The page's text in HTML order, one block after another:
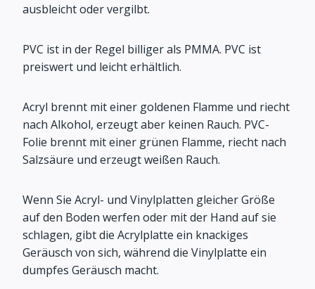
ausbleicht oder vergilbt.
PVC ist in der Regel billiger als PMMA. PVC ist
preiswert und leicht erhältlich.
Acryl brennt mit einer goldenen Flamme und riecht
nach Alkohol, erzeugt aber keinen Rauch. PVC-
Folie brennt mit einer grünen Flamme, riecht nach
Salzsäure und erzeugt weißen Rauch.
Wenn Sie Acryl- und Vinylplatten gleicher Größe
auf den Boden werfen oder mit der Hand auf sie
schlagen, gibt die Acrylplatte ein knackiges
Geräusch von sich, während die Vinylplatte ein
dumpfes Geräusch macht.